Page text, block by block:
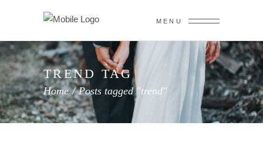
MENU
TREND TAG
Home/Posts tagged "trend"